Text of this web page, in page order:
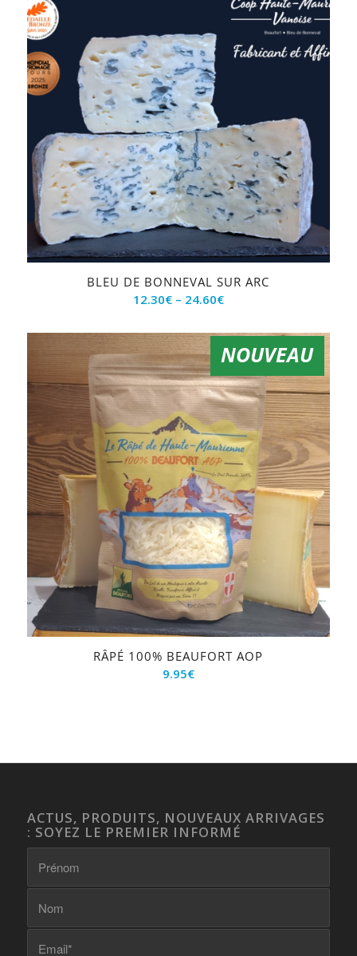
BLEU DE BONNEVAL SUR ARC
12.30€– 24.60€
NOUVEAU
RÂPÉ 100% BEAUFORT AOP
9.95€
ACTUS, PRODUITS, NOUVEAUX ARRIVAGES
: SOYEZ LE PREMIER INFORMÉ